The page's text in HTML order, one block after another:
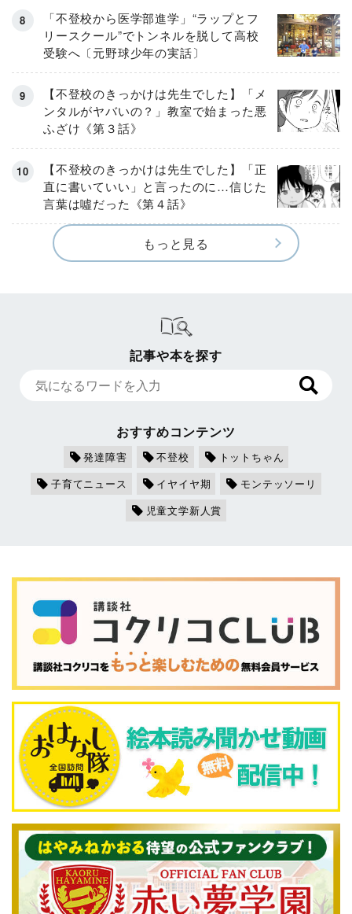
「不登校から医学部進学」“ラップとフ
リースクール”でトンネルを脱して高校
受験へ〔元野球少年の実話〕
【不登校のきっかけは先生でした】「メ
ンタルがヤバいの？」教室で始まった悪
ふざけ《第３話》
【不登校のきっかけは先生でした】「正
直に書いていい」と言ったのに…信じた
言葉は噓だった《第４話》
もっと見る
記事や本を探す
おすすめコンテンツ
発達障害 不登校
トットちゃん
子育てニュース
イヤイヤ期
モンテッソーリ
児童文学新人賞